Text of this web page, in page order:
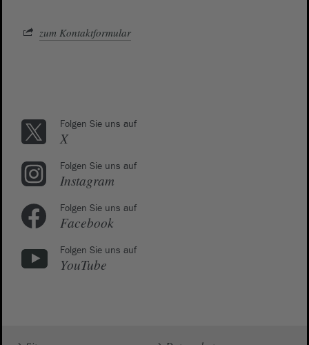
zum Kontaktformular
Folgen Sie uns auf
X
Folgen Sie uns auf
Instagram
Folgen Sie uns auf
Facebook
Folgen Sie uns auf
YouTube